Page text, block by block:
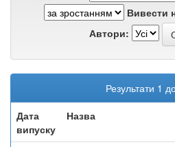
Вивести
Автори:
Результати 1
Дата
випуску
Назва